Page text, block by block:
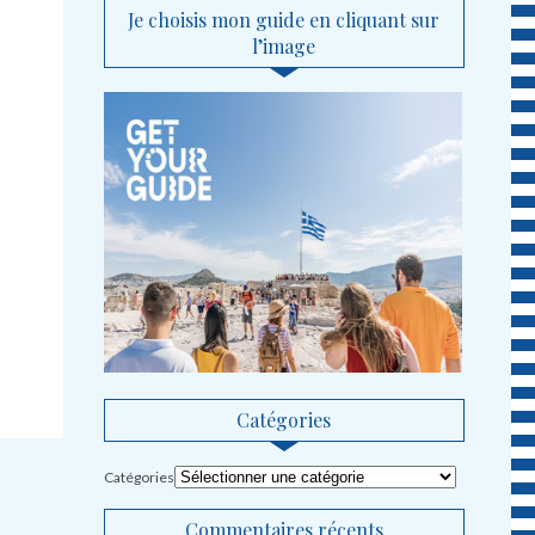
Je choisis mon guide en cliquant sur
l’image
Catégories
Catégories
Commentaires récents